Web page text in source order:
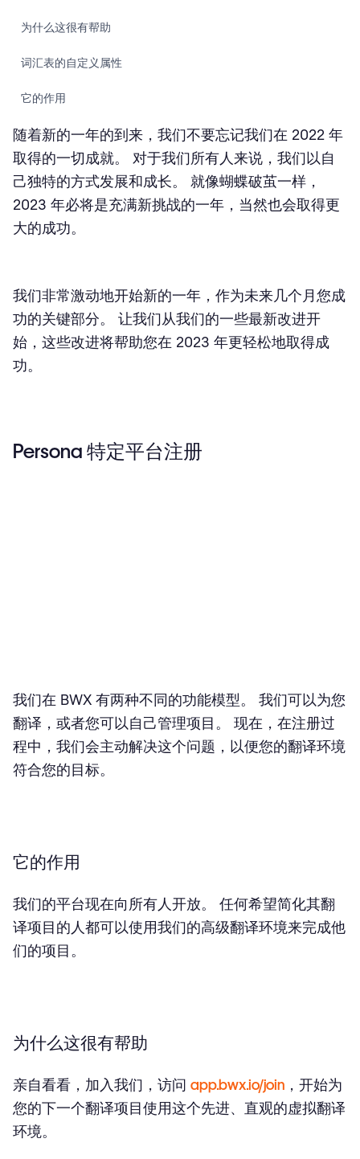
为什么这很有帮助
词汇表的自定义属性
它的作用
为什么这很有帮助
通讯选项卡 - 添加联系方式人和项目经理
它的功能是
为什么这很有帮助
它的功能
为什么这很有帮助
为什么这很有用
随着新的一年的到来，我们不要忘记我们在 2022 年
取得的一切成就。 对于我们所有人来说，我们以自
己独特的方式发展和成长。 就像蝴蝶破茧一样，
2023 年必将是充满新挑战的一年，当然也会取得更
大的成功。
我们非常激动地开始新的一年，作为未来几个月您成
功的关键部分。 让我们从我们的一些最新改进开
始，这些改进将帮助您在 2023 年更轻松地取得成
功。
Persona 特定平台注册
我们在 BWX 有两种不同的功能模型。 我们可以为您
翻译，或者您可以自己管理项目。 现在，在注册过
程中，我们会主动解决这个问题，以便您的翻译环境
符合您的目标。
它的作用
我们的平台现在向所有人开放。 任何希望简化其翻
译项目的人都可以使用我们的高级翻译环境来完成他
们的项目。
为什么这很有帮助
亲自看看，加入我们，访问 app.bwx.io/join ，开始为
您的下一个翻译项目使用这个先进、直观的虚拟翻译
环境。